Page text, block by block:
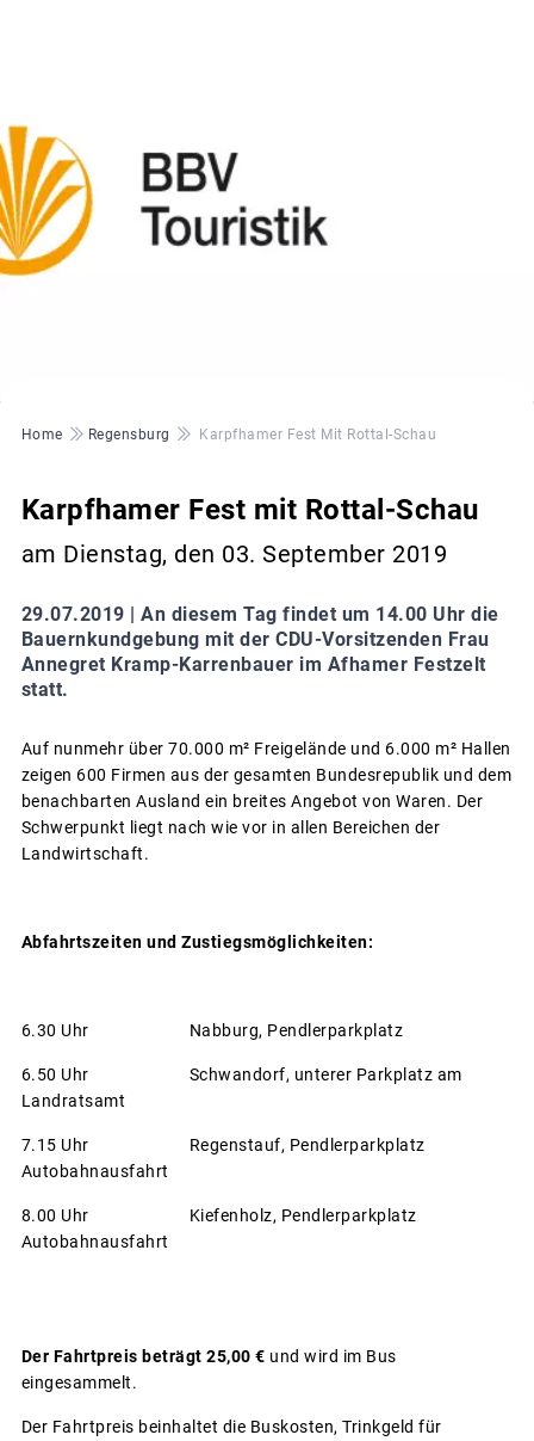
Pfadnavigation
Home Regensburg Karpfhamer Fest Mit Rottal-Schau
Karpfhamer Fest mit Rottal-Schau
am Dienstag, den 03. September 2019
29.07.2019 | An diesem Tag findet um 14.00 Uhr die
Bauernkundgebung mit der CDU-Vorsitzenden Frau
Annegret Kramp-Karrenbauer im Afhamer Festzelt
statt.
Auf nunmehr über 70.000 m² Freigelände und 6.000 m² Hallen
zeigen 600 Firmen aus der gesamten Bundesrepublik und dem
benachbarten Ausland ein breites Angebot von Waren. Der
Schwerpunkt liegt nach wie vor in allen Bereichen der
Landwirtschaft.
Abfahrtszeiten und Zustiegsmöglichkeiten:
6.30 Uhr Nabburg, Pendlerparkplatz
6.50 Uhr Schwandorf, unterer Parkplatz am
Landratsamt
7.15 Uhr Regenstauf, Pendlerparkplatz
Autobahnausfahrt
8.00 Uhr Kiefenholz, Pendlerparkplatz
Autobahnausfahrt
Der Fahrtpreis beträgt 25,00 € und wird im Bus
eingesammelt.
Der Fahrtpreis beinhaltet die Buskosten, Trinkgeld für